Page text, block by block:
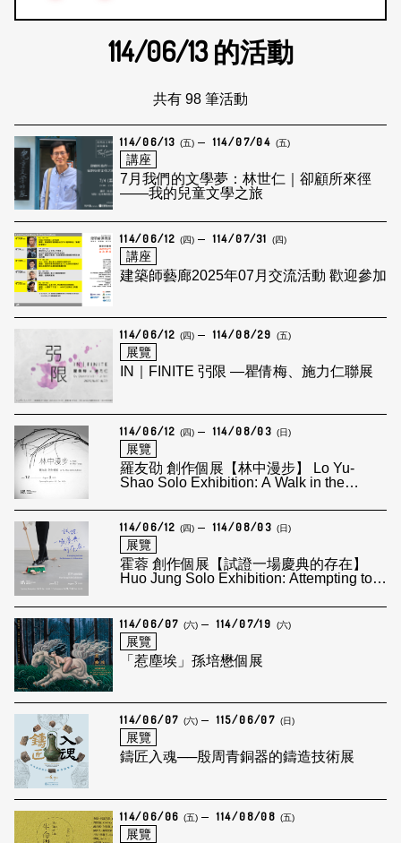
114/06/13的活動
共有 98 筆活動
114/06/13 (五) 114/07/04 (五)
講座
7月我們的文學夢：林世仁｜卻顧所來徑
——我的兒童文學之旅
114/06/12 (四) 114/07/31 (四)
講座
建築師藝廊2025年07月交流活動 歡迎參加
114/06/12 (四) 114/08/29 (五)
展覽
IN｜FINITE 弜限 —瞿倩梅、施力仁聯展
114/06/12 (四) 114/08/03 (日)
展覽
羅友劭 創作個展【林中漫步】 Lo Yu-
Shao Solo Exhibition: A Walk in the
114/06/12 (四) 114/08/03 (日)
展覽
霍蓉 創作個展【試證一場慶典的存在】
Huo Jung Solo Exhibition: Attempting to
114/06/07 (六) 114/07/19 (六)
展覽
「惹塵埃」孫培懋個展
114/06/07 (六) 115/06/07 (日)
展覽
鑄匠入魂──殷周青銅器的鑄造技術展
114/06/06 (五) 114/08/08 (五)
展覽